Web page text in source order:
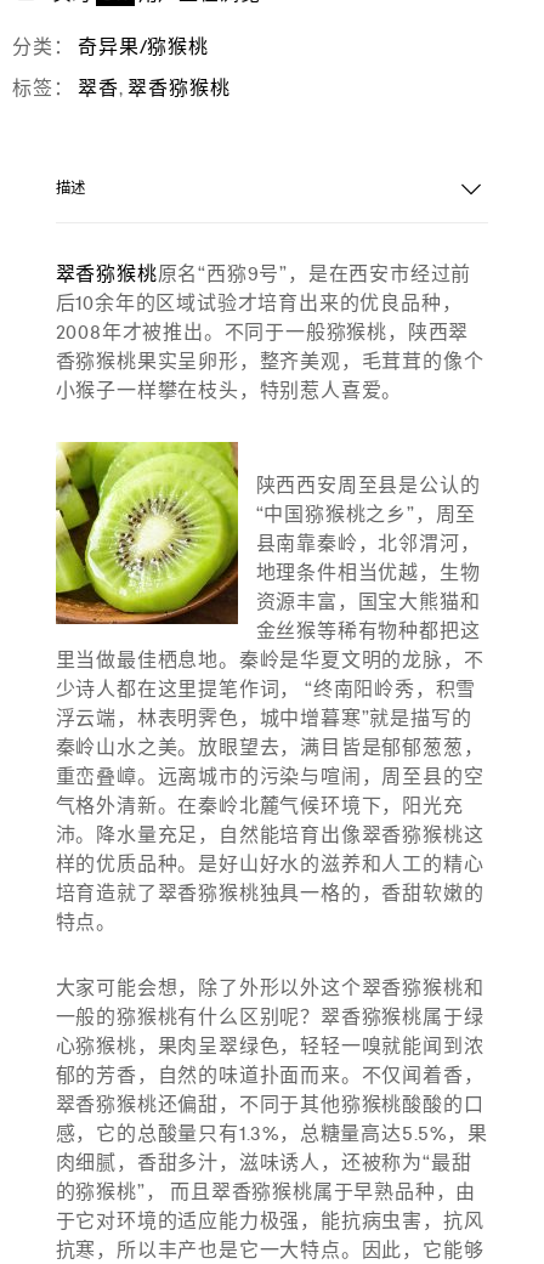
分类：奇异果/猕猴桃
标签：翠香,翠香猕猴桃
描述
翠香猕猴桃原名“西猕9号”，是在西安市经过前
后10余年的区域试验才培育出来的优良品种，
2008年才被推出。不同于一般猕猴桃，陕西翠
香猕猴桃果实呈卵形，整齐美观，毛茸茸的像个
小猴子一样攀在枝头，特别惹人喜爱。
陕西西安周至县是公认的
“中国猕猴桃之乡”，周至
县南靠秦岭，北邻渭河，
地理条件相当优越，生物
资源丰富，国宝大熊猫和
金丝猴等稀有物种都把这
里当做最佳栖息地。秦岭是华夏文明的龙脉，不
少诗人都在这里提笔作词， “终南阳岭秀，积雪
浮云端，林表明霁色，城中增暮寒”就是描写的
秦岭山水之美。放眼望去，满目皆是郁郁葱葱，
重峦叠嶂。远离城市的污染与喧闹，周至县的空
气格外清新。在秦岭北麓气候环境下，阳光充
沛。降水量充足，自然能培育出像翠香猕猴桃这
样的优质品种。是好山好水的滋养和人工的精心
培育造就了翠香猕猴桃独具一格的，香甜软嫩的
特点。
大家可能会想，除了外形以外这个翠香猕猴桃和
一般的猕猴桃有什么区别呢？翠香猕猴桃属于绿
心猕猴桃，果肉呈翠绿色，轻轻一嗅就能闻到浓
郁的芳香，自然的味道扑面而来。不仅闻着香，
翠香猕猴桃还偏甜，不同于其他猕猴桃酸酸的口
感，它的总酸量只有1.3%，总糖量高达5.5%，果
肉细腻，香甜多汁，滋味诱人，还被称为“最甜
的猕猴桃”， 而且翠香猕猴桃属于早熟品种，由
于它对环境的适应能力极强，能抗病虫害，抗风
抗寒，所以丰产也是它一大特点。因此，它能够